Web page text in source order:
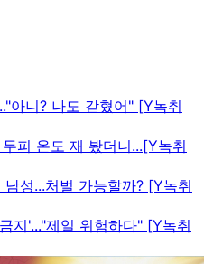
아니? 나도 갇혔어" [Y녹취
피 온도 재 봤더니...[Y녹취
성...처벌 가능할까? [Y녹취
지'..."제일 위험하다" [Y녹취